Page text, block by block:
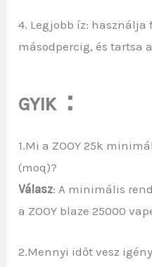
4. Legjobb íz: használja
másodpercig, és tartsa
GYIK：
1.Mi a ZOOY 25k
(moq)?
Válasz: A minimális
a ZOOY blaze 25000
2.Mennyi időt vesz